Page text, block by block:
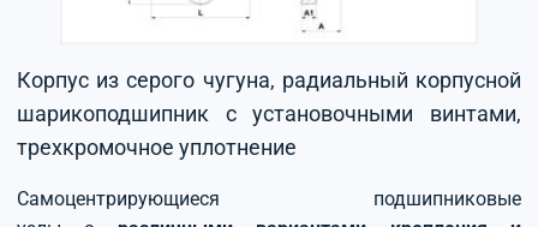
Корпус из серого чугуна, радиальный корпусной
шарикоподшипник с установочными винтами,
трехкромочное уплотнение
Самоцентрирующиеся подшипниковые